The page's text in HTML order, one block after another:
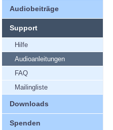
Audiobeiträge
Support
Hilfe
Audioanleitungen
FAQ
Mailingliste
Downloads
Spenden